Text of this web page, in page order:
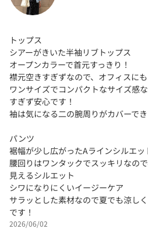
トップス
シアーがきいた半袖リブトップス
オープンカラーで首元すっきり！
襟元空きすぎずなので、オフィスに
ワンサイズでコンパクトなサイズ感
すぎず安心です！
袖は気になる二の腕周りがカバーでき
パンツ
裾幅が少し広がったAラインシルエッ
腰回りはワンタックでスッキリなの
見えるシルエット
シワになりにくいイージーケア
サラッとした素材なので夏でも涼し
です！
2026/06/02